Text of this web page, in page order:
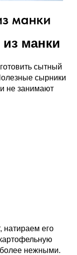
манки
манки
сытный
сырники
не занимают
натираем его
более нежными.